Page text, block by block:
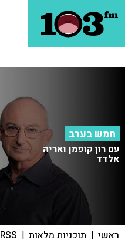
חמש בערב
עם רון קופמן ואריה
אלדד
ראשי | תוכניות מלאות |
RSS